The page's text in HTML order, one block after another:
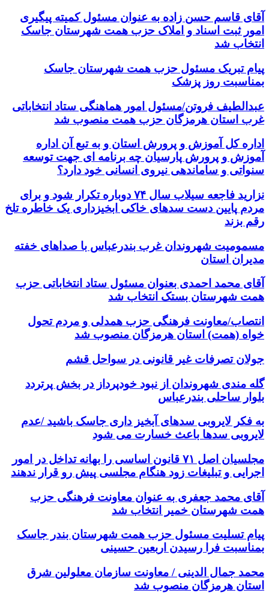
آقای قاسم حسن زاده به عنوان مسئول کمیته پیگیری
امور ثبت اسناد و املاک حزب همت شهرستان جاسک
انتخاب شد
پیام تبریک مسئول حزب همت شهرستان جاسک
بمناسبت روز پزشک
عبدالطیف فروتن/مسئول امور هماهنگی ستاد انتخاباتی
غرب استان هرمزگان حزب همت منصوب شد
اداره کل آموزش و پرورش استان و به تبع آن اداره
آموزش و پرورش پارسیان چه برنامه ای جهت توسعه
سنواتی و ساماندهی نیروی انسانی خود دارد؟
نزارید فاجعه سیلاب سال ۷۴ دوباره تکرار شود و برای
مردم پایین دست سدهای خاکی ابخیزداری یک خاطره تلخ
رقم بزند
مسمومیت شهروندان غرب بندرعباس با صداهای خفته
مدیران استان
آقای محمد احمدی بعنوان مسئول ستاد انتخاباتی حزب
همت شهرستان بستک انتخاب شد
انتصاب/معاونت فرهنگی حزب همدلی و مردم تحول
خواه (همت) استان هرمزگان منصوب شد
جولان تصرفات غیر قانونی در سواحل قشم
گله مندی شهروندان از نبود خودپرداز در بخش پرتردد
بلوار ساحلی بندرعباس
به فکر لایروبی سدهای آبخیز داری جاسک باشید /عدم
لایروبی سدها باعث خسارت می شود
مجلسیان اصل ۷۱ قانون اساسی را بهانه تداخل در امور
اجرایی و تبلیغات زود هنگام مجلسی پیش رو قرار ندهند
آقای محمد جعفری به عنوان معاونت فرهنگی حزب
همت شهرستان خمیر انتخاب شد
پیام تسلیت مسئول حزب همت شهرستان بندر جاسک
بمناسبت فرا رسیدن اربعین حسینی
محمد جمال الدینی / معاونت سازمان معلولین شرق
استان هرمزگان منصوب شد